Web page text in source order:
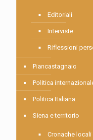
Editoriali
Interviste
Riflessioni
Piancastagnaio
Politica
Politica Italiana
Siena e territorio
Cronache locali